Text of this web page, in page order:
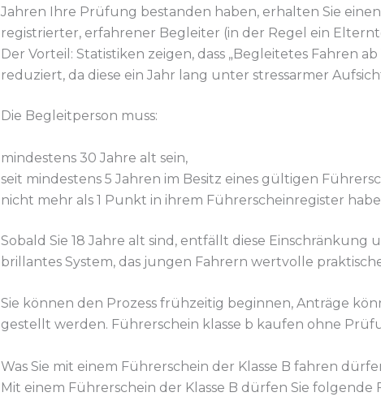
Jahren Ihre Prüfung bestanden haben, erhalten Sie
registrierter, erfahrener Begleiter (in der Regel ein
Der Vorteil: Statistiken zeigen, dass „Begleitetes Fahren
reduziert, da diese ein Jahr lang unter stressarmer
Die Begleitperson muss:
mindestens 30 Jahre alt sein,
seit mindestens 5 Jahren im Besitz eines gültigen
nicht mehr als 1 Punkt in ihrem Führerscheinregister
Sobald Sie 18 Jahre alt sind, entfällt diese Einschränkung
brillantes System, das jungen Fahrern wertvolle
Sie können den Prozess frühzeitig beginnen, Anträge
gestellt werden. Führerschein klasse b kaufen ohne
Was Sie mit einem Führerschein der Klasse B fahren
Mit einem Führerschein der Klasse B dürfen Sie folgende